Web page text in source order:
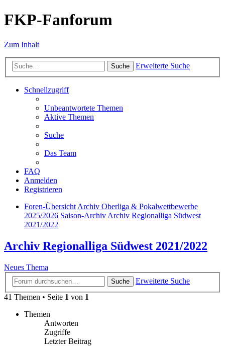
FKP-Fanforum
Zum Inhalt
Suche Erweiterte Suche
Schnellzugriff
Unbeantwortete Themen
Aktive Themen
Suche
Das Team
FAQ
Anmelden
Registrieren
Foren-ÜbersichtArchiv Oberliga & Pokalwettbewerbe
2025/2026 Saison-ArchivArchiv Regionalliga Südwest
2021/2022
Archiv Regionalliga Südwest 2021/2022
Neues Thema
Suche
Erweiterte Suche
41 Themen • Seite 1 von 1
Themen
Antworten
Zugriffe
Letzter Beitrag